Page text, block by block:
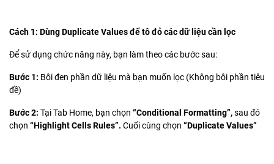
Cách 1: Dùng Duplicate Values để tô đỏ các dữ liệu cần lọc
Để sử dụng chức năng này, bạn làm theo các bước sau:
Bước 1: Bôi đen phần dữ liệu mà bạn muốn lọc (Không bôi phần tiêu
đề)
Bước 2: Tại Tab Home, bạn chọn “Conditional Formatting”,sau đó
chọn “Highlight Cells Rules”. Cuối cùng chọn “Duplicate Values”